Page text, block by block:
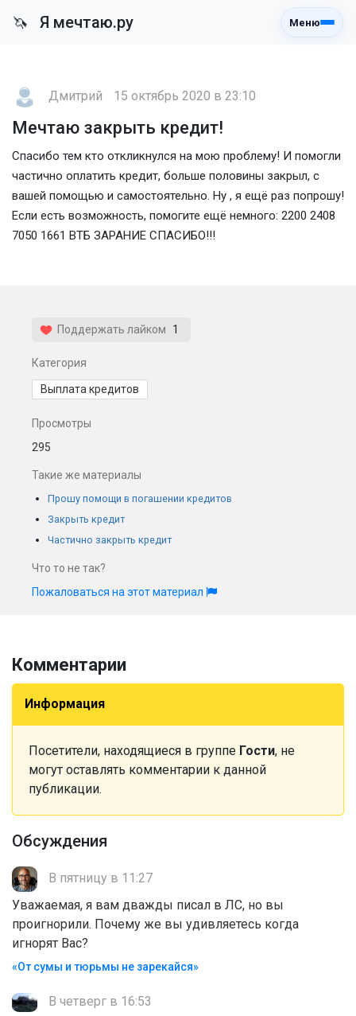
🦄 Я мечтаю.ру Меню
Дмитрий 15 октябрь 2020 в 23:10
Мечтаю закрыть кредит!
Спасибо тем кто откликнулся на мою проблему! И помогли
частично оплатить кредит, больше половины закрыл, с
вашей помощью и самостоятельно. Ну , я ещё раз попрошу!
Если есть возможность, помогите ещё немного: 2200 2408
7050 1661 ВТБ ЗАРАНИЕ СПАСИБО!!!
Поддержать лайком 1
Категория
Выплата кредитов
Просмотры
295
Такие же материалы
Прошу помощи в погашении кредитов
Закрыть кредит
Частично закрыть кредит
Что то не так?
Пожаловаться на этот материал
Комментарии
Информация
Посетители, находящиеся в группе Гости, не
могут оставлять комментарии к данной
публикации.
Обсуждения
В пятницу в 11:27
Уважаемая, я вам дважды писал в ЛС, но вы
проигнорили. Почему же вы удивляетесь когда
игнорят Вас?
«От сумы и тюрьмы не зарекайся»
В четверг в 16:53